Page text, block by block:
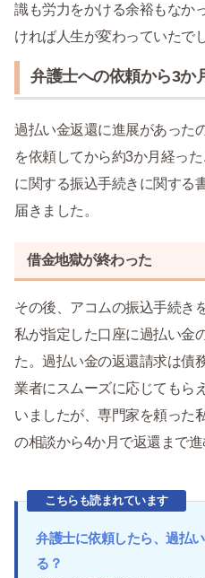
識も労力をかける余裕もなか
ければ人生が変わっていたで
弁護士への依頼から3か
過払い金返還に進展があった
を依頼してから約3か月経っ
に関する振込手続きに関する
届きました。
借金地獄が終わった
その後、アコムの振込手続き
私が指定した口座に過払い金
た。過払い金の返還請求は債
業者にスムーズに応じてもら
いましたが、専門家を頼った
の相談から4か月で返還まで進
こちらも読まれています
弁護士に依頼したら、過払
る？